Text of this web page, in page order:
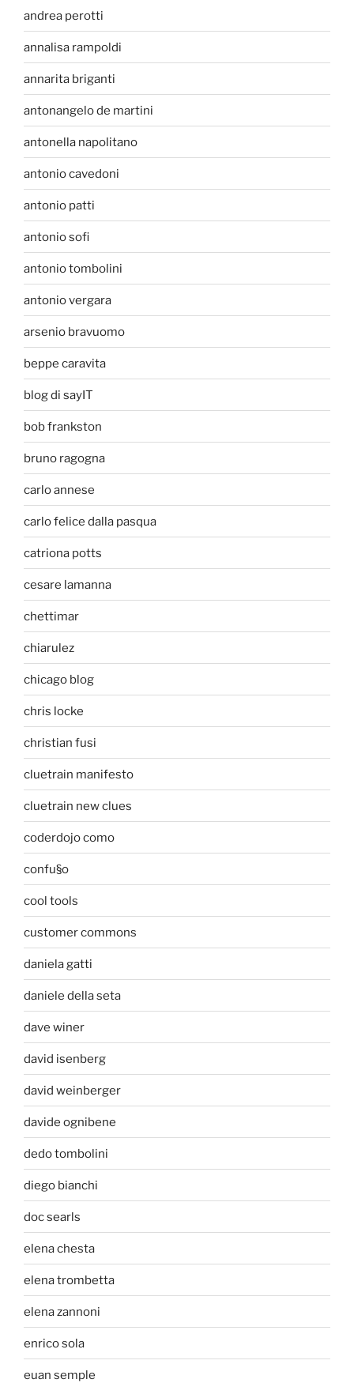
andrea perotti
annalisa rampoldi
annarita briganti
antonangelo de martini
antonella napolitano
antonio cavedoni
antonio patti
antonio sofi
antonio tombolini
antonio vergara
arsenio bravuomo
beppe caravita
blog di sayIT
bob frankston
bruno ragogna
carlo annese
carlo felice dalla pasqua
catriona potts
cesare lamanna
chettimar
chiarulez
chicago blog
chris locke
christian fusi
cluetrain manifesto
cluetrain new clues
coderdojo como
confu§o
cool tools
customer commons
daniela gatti
daniele della seta
dave winer
david isenberg
david weinberger
davide ognibene
dedo tombolini
diego bianchi
doc searls
elena chesta
elena trombetta
elena zannoni
enrico sola
euan semple